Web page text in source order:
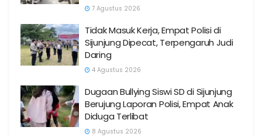
7 Agustus 2026
Tidak Masuk Kerja, Empat Polisi di
Sijunjung Dipecat, Terpengaruh Judi
Daring
4 Agustus 2026
Dugaan Bullying Siswi SD di Sijunjung
Berujung Laporan Polisi, Empat Anak
Diduga Terlibat
8 Agustus 2026